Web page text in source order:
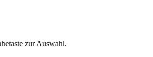
zur Auswahl.